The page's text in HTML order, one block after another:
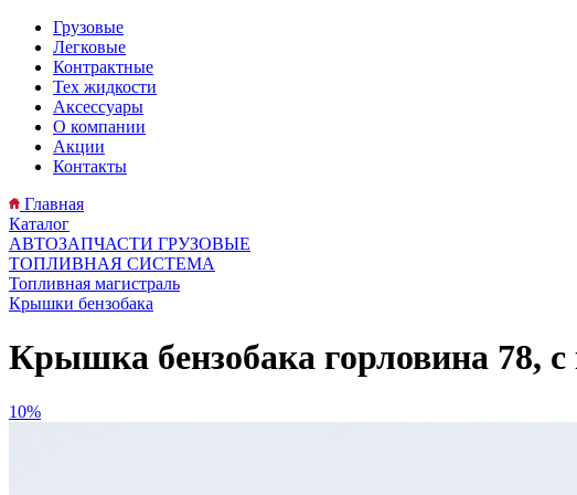
Грузовые
Легковые
Контрактные
Тех жидкости
Аксессуары
О компании
Акции
Контакты
Главная
Каталог
АВТОЗАПЧАСТИ ГРУЗОВЫЕ
ТОПЛИВНАЯ СИСТЕМА
Топливная магистраль
Крышки бензобака
Крышка бензобака горловина 78,
10%